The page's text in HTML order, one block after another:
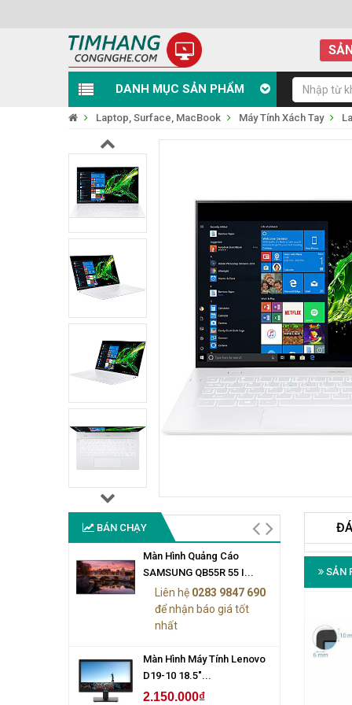
DANH MỤC SẢN PHẨM
Laptop, Surface, MacBook Máy Tính Xách Tay
BÁN CHẠY
Màn Hình Quảng Cáo
SAMSUNG QB55R 55 I...
Liên hệ 0283 9847 690
để nhận báo giá tốt
nhất
Màn Hình Máy Tính Lenovo
D19-10 18.5"...
2.150.000₫
SẢN